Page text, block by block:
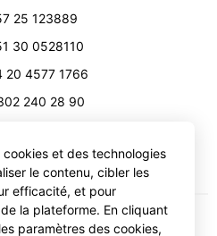
25 123889
30 0528110
20 4577 1766
240 28 90
Kyprianou,Larnaca 6051
et des technologies
le contenu, cibler les
efficacité, et pour
la plateforme. En cliquant
paramètres des cookies,